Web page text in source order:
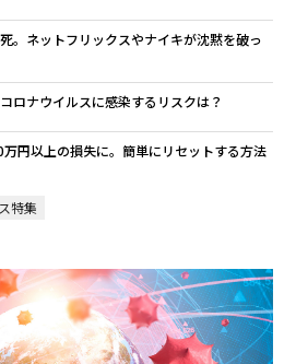
。ネットフリックスやナイキが沈黙を破っ
ロナウイルスに感染するリスクは？
万円以上の損失に。簡単にリセットする方法
特集